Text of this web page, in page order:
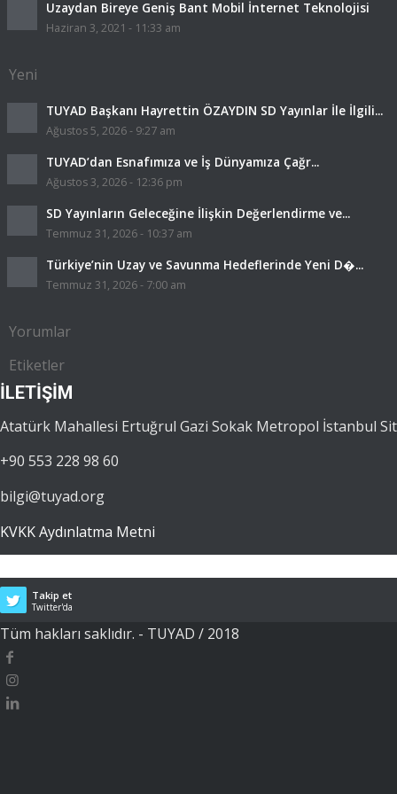
Uzaydan Bireye Geniş Bant Mobil İnternet Teknolojisi
Haziran 3, 2021 - 11:33 am
Yeni
TUYAD Başkanı Hayrettin ÖZAYDIN SD Yayınlar İle İlgili...
Ağustos 5, 2026 - 9:27 am
TUYAD’dan Esnafımıza ve İş Dünyamıza Çağr...
Ağustos 3, 2026 - 12:36 pm
SD Yayınların Geleceğine İlişkin Değerlendirme ve...
Temmuz 31, 2026 - 10:37 am
Türkiye’nin Uzay ve Savunma Hedeflerinde Yeni D�...
Temmuz 31, 2026 - 7:00 am
Yorumlar
Etiketler
İLETİŞİM
Atatürk Mahallesi Ertuğrul Gazi Sokak Metropol İstanbul
+90 553 228 98 60
bilgi@tuyad.org
KVKK Aydınlatma Metni
Takip et
Twitter'da
Tüm hakları saklıdır. - TUYAD / 2018